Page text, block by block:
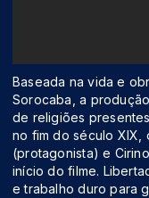
Baseada na vida e
Sorocaba, a
de religiões
no fim do século
(protagonista) e
início do filme.
e trabalho duro para